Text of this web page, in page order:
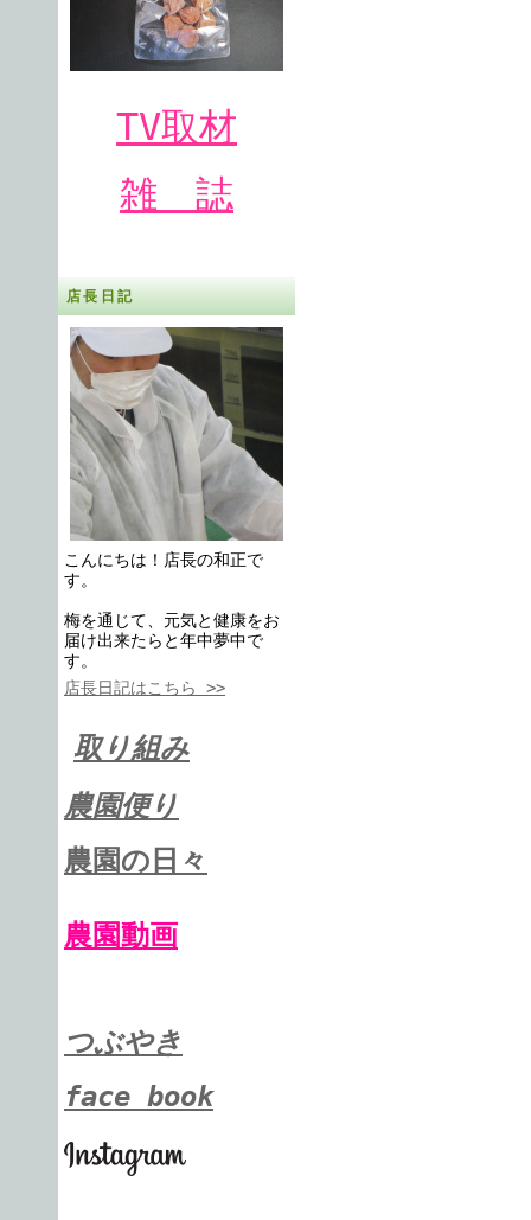
TV取材
雑 誌
店長日記
こんにちは！店長の和正で
す。
梅を通じて、元気と健康をお
届け出来たらと年中夢中で
す。
店長日記はこちら >>
取り組み
農園便り
農園の日々
農園動画
つぶやき
face book